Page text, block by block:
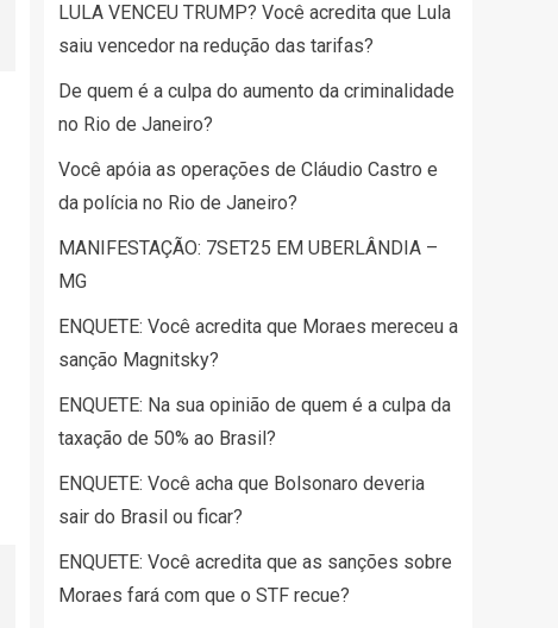
LULA VENCEU TRUMP? Você acredita que Lula
saiu vencedor na redução das tarifas?
De quem é a culpa do aumento da criminalidade
no Rio de Janeiro?
Você apóia as operações de Cláudio Castro e
da polícia no Rio de Janeiro?
MANIFESTAÇÃO: 7SET25 EM UBERLÂNDIA –
MG
ENQUETE: Você acredita que Moraes mereceu a
sanção Magnitsky?
ENQUETE: Na sua opinião de quem é a culpa da
taxação de 50% ao Brasil?
ENQUETE: Você acha que Bolsonaro deveria
sair do Brasil ou ficar?
ENQUETE: Você acredita que as sanções sobre
Moraes fará com que o STF recue?